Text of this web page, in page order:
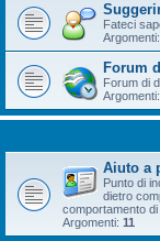
Fateci
Argomenti:
Forum
Forum di
Argomenti:
Aiuto a
Punto di
dietro
comportamento
Argomenti: 11